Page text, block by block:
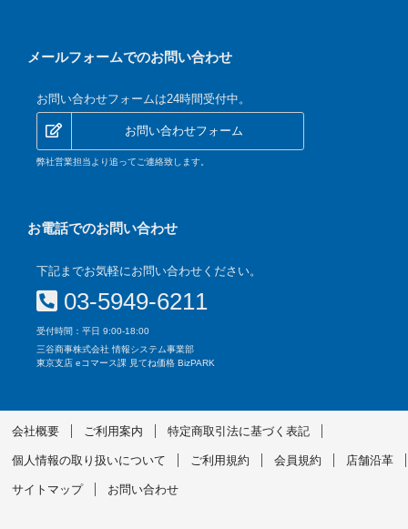
メールフォームでのお問い合わせ
お問い合わせフォームは24時間受付中。
お問い合わせフォーム
弊社営業担当より追ってご連絡致します。
お電話でのお問い合わせ
下記までお気軽にお問い合わせください。
03-5949-6211
受付時間：平日 9:00-18:00
三谷商事株式会社 情報システム事業部
東京支店 eコマース課 見てね価格 BizPARK
会社概要 ご利用案内 特定商取引法に基づく表記
個人情報の取り扱いについて ご利用規約 会員規約 店舗沿革
サイトマップ お問い合わせ